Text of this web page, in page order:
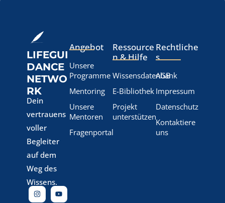
LIFEGUI
DANCE
NETWO
RK
Dein
vertrauens
voller
Begleiter
auf dem
Weg des
Wissens.
Angebot
Unsere
Programme
Mentoring
Unsere
Mentoren
Fragenportal
Ressource
n & Hilfe
Wissensdatenbank
E-Bibliothek
Projekt
unterstützen
Rechtliche
s
AGB
Impressum
Datenschutz
Kontaktiere
uns